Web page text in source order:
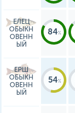
ЕЛЕЦ
ОБЫКН
ОВЕНН
ЫЙ
84
ЕРШ
ОБЫКН
ОВЕНН
ЫЙ
54